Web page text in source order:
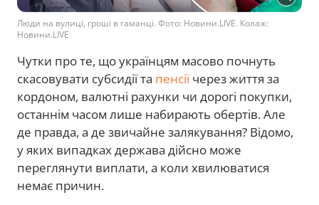
Люди на вулиці, гроші в гаманці. Фото: Новини.LIVE. Колаж:
Новини.LIVE
Чутки про те, що українцям масово почнуть
скасовувати субсидії та пенсіїчерез життя за
кордоном, валютні рахунки чи дорогі покупки,
останнім часом лише набирають обертів. Але
де правда, а де звичайне залякування? Відомо,
у яких випадках держава дійсно може
переглянути виплати, а коли хвилюватися
немає причин.